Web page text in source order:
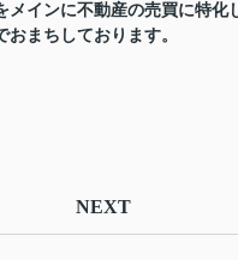
インに不動産の売買に特化
まちしております。
NEXT